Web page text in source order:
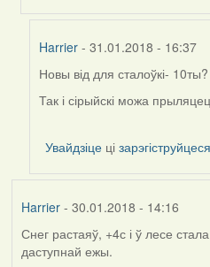
Harrier - 31.01.2018 - 16:37
In
reply
Feather
Новы від для сталоўкі- 10ты?
Так і сірыйскі можа
Увайдзіце цізарэгіструйцеся
Harrier- 30.01.2018 - 14:16
Снег растаяў, +4с і ў лесе
даступнай ежы.